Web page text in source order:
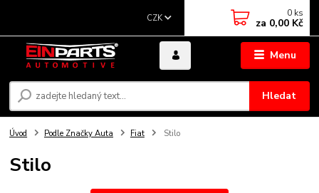
Menu
CZK
Hledat
0 ks
za 0,00 Kč
Úvod Podle Značky Auta Fiat Stilo
Stilo